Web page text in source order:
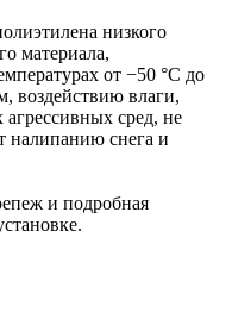
низкого
материала,
от −50 °C до
воздействию влаги,
сред, не
налипанию снега и
и подробная